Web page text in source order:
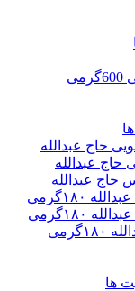
حاج عبدالله
حاج عبدالله
عبدالله
۱۸۰گرمی
۱۸۰گرمی
ها